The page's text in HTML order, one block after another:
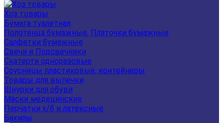
Хоз товары
Бумага туалетная
Полотенца бумажные, Платочки бумажные
Салфетки бумажные
Свечи и Подсвечники
Скатерти одноразовые
Соусницы пластиковые, контейнеры
Товары для выпечки
Шнурки для обуви
Маски медецинские
Перчатки х/б и латексные
Бахилы